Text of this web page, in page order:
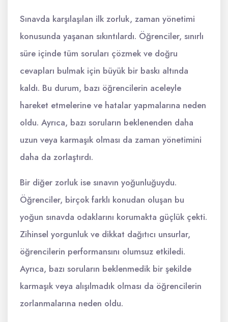
Sınavda karşılaşılan ilk zorluk, zaman yönetimi
konusunda yaşanan sıkıntılardı. Öğrenciler, sınırlı
süre içinde tüm soruları çözmek ve doğru
cevapları bulmak için büyük bir baskı altında
kaldı. Bu durum, bazı öğrencilerin aceleyle
hareket etmelerine ve hatalar yapmalarına neden
oldu. Ayrıca, bazı soruların beklenenden daha
uzun veya karmaşık olması da zaman yönetimini
daha da zorlaştırdı.
Bir diğer zorluk ise sınavın yoğunluğuydu.
Öğrenciler, birçok farklı konudan oluşan bu
yoğun sınavda odaklarını korumakta güçlük çekti.
Zihinsel yorgunluk ve dikkat dağıtıcı unsurlar,
öğrencilerin performansını olumsuz etkiledi.
Ayrıca, bazı soruların beklenmedik bir şekilde
karmaşık veya alışılmadık olması da öğrencilerin
zorlanmalarına neden oldu.